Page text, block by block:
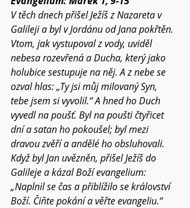
V těch dnech přišel Ježíš z Nazareta v
Galileji a byl v Jordánu od Jana pokřtěn.
Vtom, jak vystupoval z vody, uviděl
nebesa rozevřená a Ducha, který jako
holubice sestupuje na něj. A z nebe se
ozval hlas: „Ty jsi můj milovaný Syn,
tebe jsem si vyvolil.“ A hned ho Duch
vyvedl na poušť. Byl na poušti čtyřicet
dní a satan ho pokoušel; byl mezi
dravou zvěří a andělé ho obsluhovali.
Když byl Jan uvězněn, přišel Ježíš do
Galileje a kázal Boží evangelium:
„Naplnil se čas a přiblížilo se království
Boží. Čiňte pokání a věřte evangeliu.“